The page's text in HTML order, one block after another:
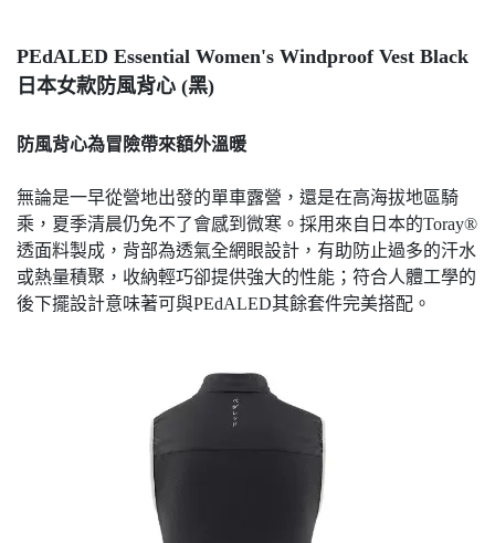
PEdALED Essential Women's Windproof Vest Black
日本女款防風背心 (黑)
防風背心為冒險帶來額外溫暖
無論是一早從營地出發的單車露營，還是在高海拔地區騎
乘，夏季清晨仍免不了會感到微寒。採用來自日本的Toray®
透面料製成，背部為透氣全網眼設計，有助防止過多的汗水
或熱量積聚，收納輕巧卻提供強大的性能；符合人體工學的
後下擺設計意味著可與PEdALED其餘套件完美搭配。